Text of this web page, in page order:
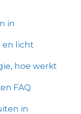
in
en licht
hoe werkt
FAQ
in